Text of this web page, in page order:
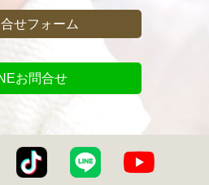
せフォーム
お問合せ